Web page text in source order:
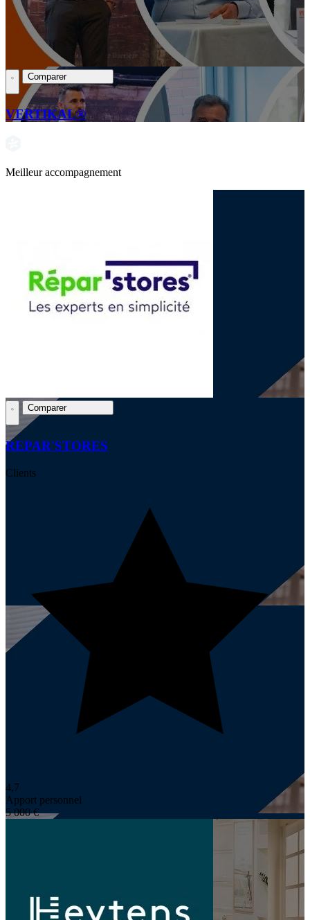
Comparer
VERTIKAL®
Meilleur accompagnement
Comparer
REPAR'STORES
Clients
4,7
Apport personnel
5 000 €